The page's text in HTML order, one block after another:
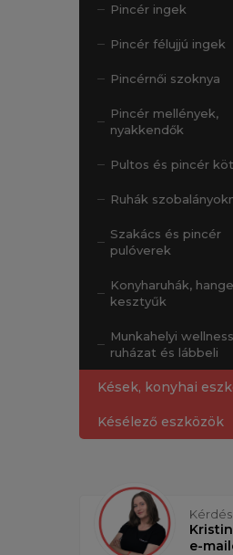
Pincér ingek
Pincér félujjú ingek
Pincérnői szoknya
Pincér mellények,
nyakkendők
Pultos és pincér
Ruhák
Szakács és pincér
pulóverek
Konyharuhák,
kesztyűk
Munkahelyi wellness
ruházat és lábbeli
Kések, konyhai
Késélező eszközök
e-